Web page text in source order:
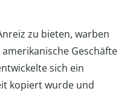
zu bieten, warben
Geschäfte
sich ein
kopiert wurde und